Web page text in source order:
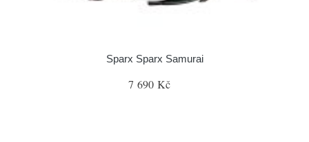
Sparx Sparx Samurai
7 690 Kč